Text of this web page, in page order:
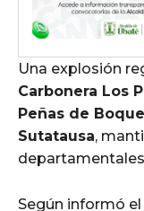
Una explosión
Carbonera Los
Peñas de
Sutatausa,
Según informó